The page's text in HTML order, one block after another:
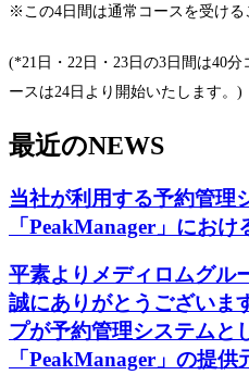
※この4日間は通常コースを受ける
(*21日・22日・23日の3日間は40
ースは24日より開始いたします。)
最近のNEWS
当社が利用する予約管理
「PeakManager」にお
平素よりメディロムグル
誠にありがとうございま
プが予約管理システムと
「PeakManager」の提